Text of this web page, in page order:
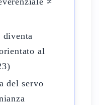
diventa
al
del servo